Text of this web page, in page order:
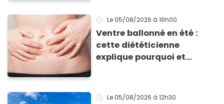
Le 05/08/2026 à 16h00
Ventre ballonné en été :
cette diététicienne
explique pourquoi et
Le 05/08/2026 à 12h30